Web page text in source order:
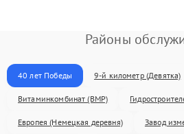
Районы
40 лет Победы 9-й километр (Девятка)
Витаминкомбинат (ВМР)
Европея (Немецкая деревня) Завод